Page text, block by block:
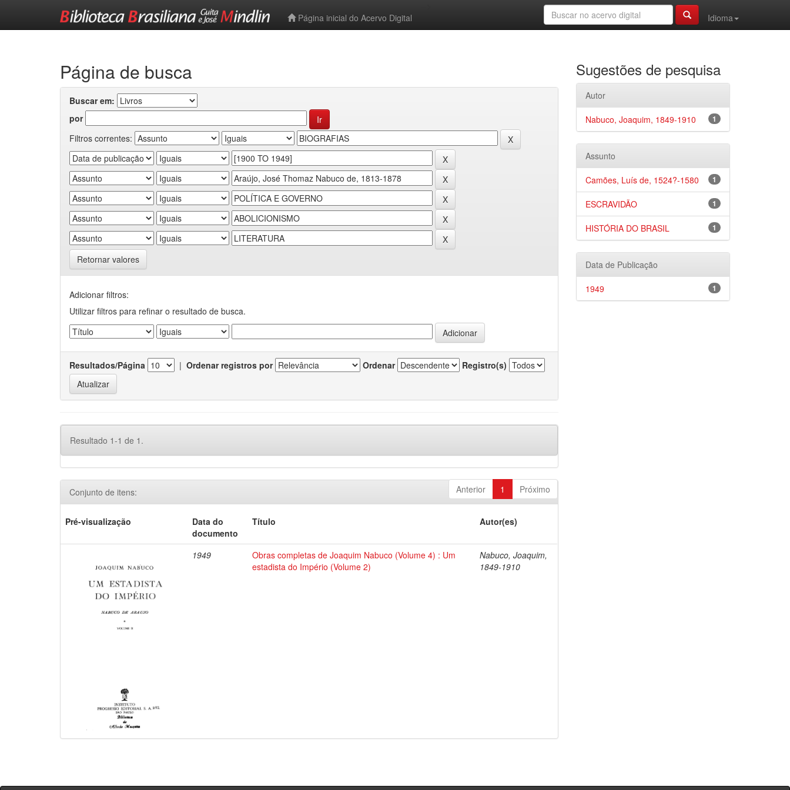
Página inicial do Acervo Digital
Idioma
Página de busca
Buscar em:
por
Filtros correntes:
Retornar valores
Adicionar filtros:
Utilizar filtros para refinar o resultado de busca.
Resultados/Página | Ordenar registros por Ordenar Registro(s)
Resultado 1-1 de 1.
Anterior 1 Próximo
Conjunto de itens:
Pré-visualização
Data do
documento
Título Autor(es)
1949
Obras completas de Joaquim Nabuco (Volume 4) : Um
estadista do Império (Volume 2)
Nabuco, Joaquim,
1849-1910
Sugestões de pesquisa
Autor
1
Nabuco, Joaquim, 1849-1910
Assunto
1
Camões, Luís de, 1524?-1580
1
ESCRAVIDÃO
1
HISTÓRIA DO BRASIL
Data de Publicação
1
1949